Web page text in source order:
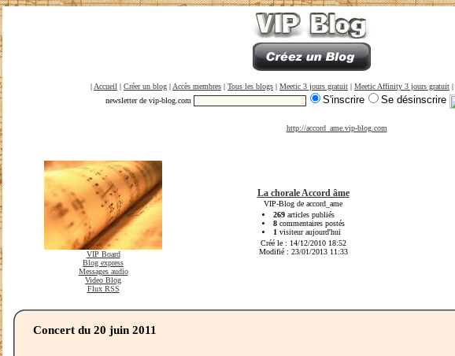
| Accueil | Créer un blog | Accès membres | Tous les blogs | Meetic 3 jours gratuit | Meetic Affinity 3 jours gratuit |
newsletter de vip-blog.com
S'inscrire Se désinscrire
http://accord_ame.vip-blog.com
VIP Board
Blog express
Messages audio
Video Blog
Flux RSS
La chorale Accord âme
VIP-Blog de accord_ame
269articles publiés
8commentaires postés
1 visiteur aujourd'hui
Créé le : 14/12/2010 18:52
Modifié : 23/01/2013 11:33
Concert du 20 juin 2011